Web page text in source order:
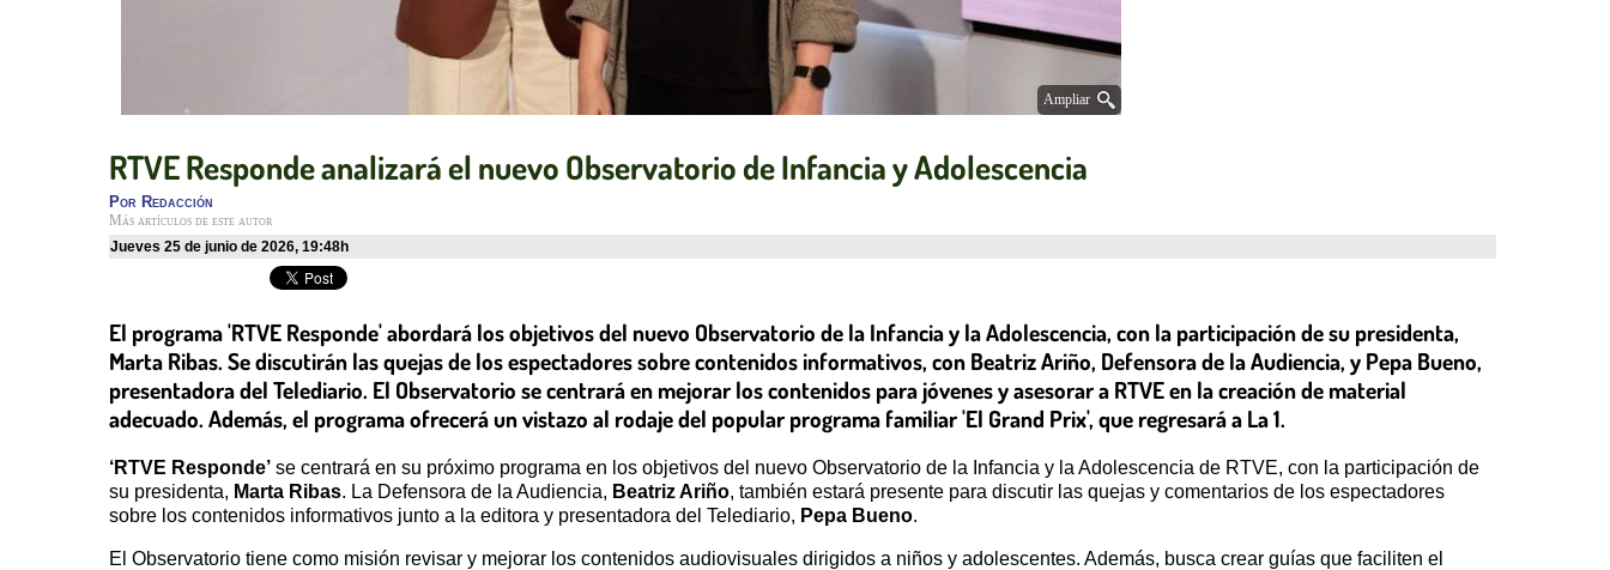
Ampliar
RTVE Responde analizará el nuevo Observatorio de Infancia y Adolescencia
Por Redacción
Más artículos de este autor
jueves 25 de junio de 2026, 19:48h
El programa 'RTVE Responde' abordará los objetivos del nuevo Observatorio de la Infancia y la Adolescencia, con la participación de su presidenta,
Marta Ribas. Se discutirán las quejas de los espectadores sobre contenidos informativos, con Beatriz Ariño, Defensora de la Audiencia, y Pepa Bueno,
presentadora del Telediario. El Observatorio se centrará en mejorar los contenidos para jóvenes y asesorar a RTVE en la creación de material
adecuado. Además, el programa ofrecerá un vistazo al rodaje del popular programa familiar 'El Grand Prix', que regresará a La 1.
‘RTVE Responde’ se centrará en su próximo programa en los objetivos del nuevo Observatorio de la Infancia y la Adolescencia de RTVE, con la participación de
su presidenta, Marta Ribas. La Defensora de la Audiencia, Beatriz Ariño, también estará presente para discutir las quejas y comentarios de los espectadores
sobre los contenidos informativos junto a la editora y presentadora del Telediario, Pepa Bueno.
El Observatorio tiene como misión revisar y mejorar los contenidos audiovisuales dirigidos a niños y adolescentes. Además, busca crear guías que faciliten el